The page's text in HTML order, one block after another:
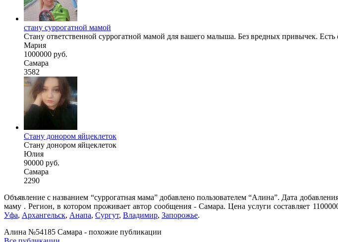
стану суррогатной мамой
Стану ответственной суррогатной мамой для вашего малыша. Без вредных привычек. Есть
Мария
1000000 руб.
Самара
3582
Стану донором яйцеклеток
Стану донором яйцеклеток
Юлия
90000 руб.
Самара
2290
Объявление с названием “суррогатная мама” добавлено пользователем “Алина”. Дата
маму . Регион, в котором проживает автор сообщения - Самара. Цена услуги составляет
Уфа, Архангельск, Анапа, Сургут, Владимир, Запорожье.
Алина №54185 Самара - похожие публикации